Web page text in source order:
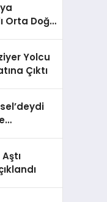
Orta Doğu
Yolcu
Çıktı